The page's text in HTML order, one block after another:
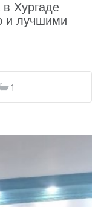
Хургаде
и лучшими
1